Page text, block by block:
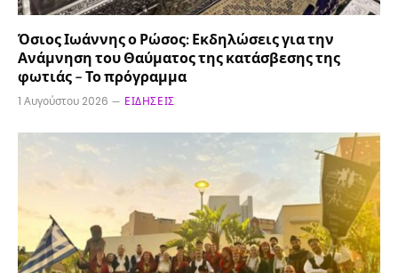
Όσιος Ιωάννης ο Ρώσος: Εκδηλώσεις για την
Ανάμνηση του Θαύματος της κατάσβεσης της
φωτιάς – Το πρόγραμμα
1 Αυγούστου 2026 ΕΙΔΉΣΕΙΣ